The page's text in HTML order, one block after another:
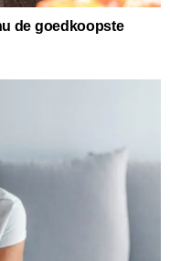
de goedkoopste